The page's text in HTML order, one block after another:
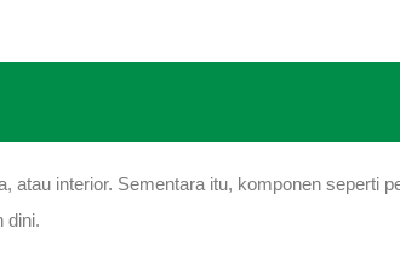
interior. Sementara itu, komponen seperti
dini.